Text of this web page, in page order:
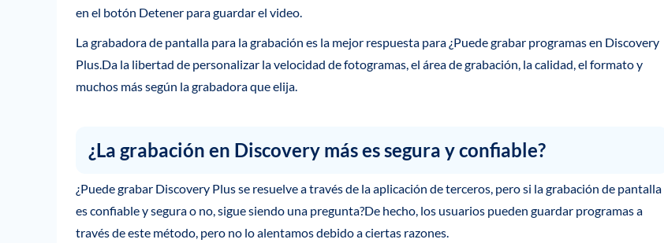
en el botón Detener para guardar el video.
La grabadora de pantalla para la grabación es la mejor respuesta para ¿Puede grabar programas en Discovery
Plus.Da la libertad de personalizar la velocidad de fotogramas, el área de grabación, la calidad, el formato y
muchos más según la grabadora que elija.
¿La grabación en Discovery más es segura y confiable?
¿Puede grabar Discovery Plus se resuelve a través de la aplicación de terceros, pero si la grabación de pantalla
es confiable y segura o no, sigue siendo una pregunta?De hecho, los usuarios pueden guardar programas a
través de este método, pero no lo alentamos debido a ciertas razones.